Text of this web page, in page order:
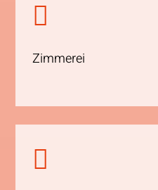

Zimmerei
